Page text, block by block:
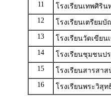
11
โรงเรียนเทพศิริ
12
โรงเรียนเตรียม
13
โรงเรียนวัดเขียน
14
โรงเรียนชุมชนป
15
โรงเรียนสารสาส
16
โรงเรียนพระวิสุท